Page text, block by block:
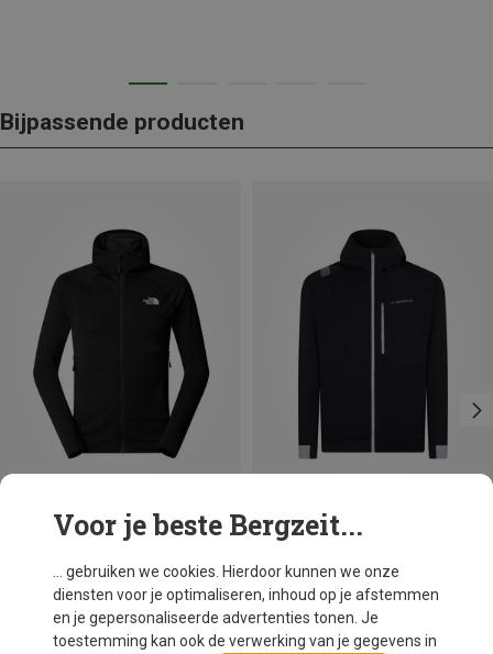
Bijpassende producten
Je bespaart 39% Je bespaart 41%
Voor je beste Bergzeit...
... gebruiken we cookies. Hierdoor kunnen we onze
diensten voor je optimaliseren, inhoud op je afstemmen
en je gepersonaliseerde advertenties tonen. Je
toestemming kan ook de verwerking van je gegevens in